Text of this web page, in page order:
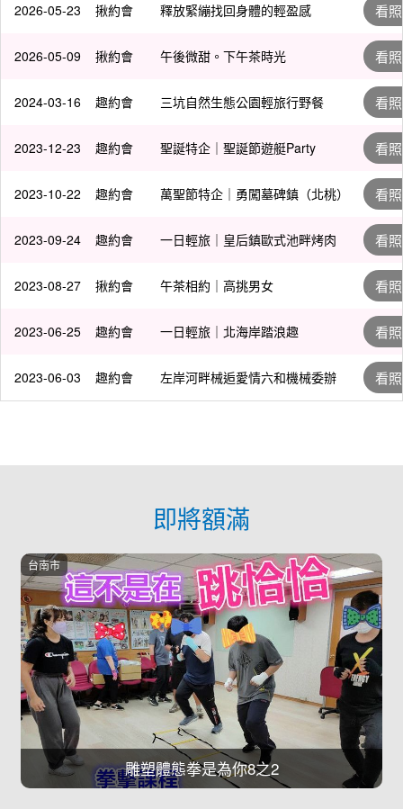
2026-05-23 揪約會 釋放緊繃找回身體的輕盈感 看
2026-05-09 揪約會 午後微甜。下午茶時光 看
2024-03-16 趣約會 三坑自然生態公園輕旅行野餐 看
2023-12-23 趣約會 聖誕特企｜聖誕節遊艇Party 看
2023-10-22 趣約會 萬聖節特企｜勇闖墓碑鎮（北桃） 看
2023-09-24 趣約會 一日輕旅｜皇后鎮歐式池畔烤肉 看
2023-08-27 揪約會 午茶相約｜高挑男女 看
2023-06-25 趣約會 一日輕旅｜北海岸踏浪趣 看
2023-06-03 趣約會 左岸河畔械逅愛情六和機械委辦 看
即將額滿
雕塑體態拳是為你8之2
台南市